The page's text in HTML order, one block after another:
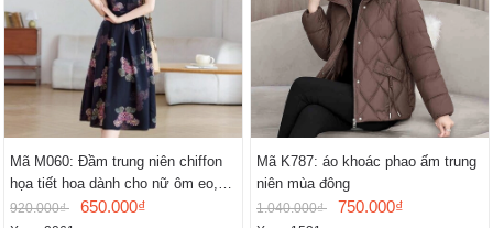
Mã M060: Đầm trung niên chiffon
họa tiết hoa dành cho nữ ôm eo,
cổ chữ V, đầm midi tay ngắn thanh
920.000₫ 650.000₫
Mã K787: áo khoác phao ấm trung
niên mùa đông
1.040.000₫ 750.000₫